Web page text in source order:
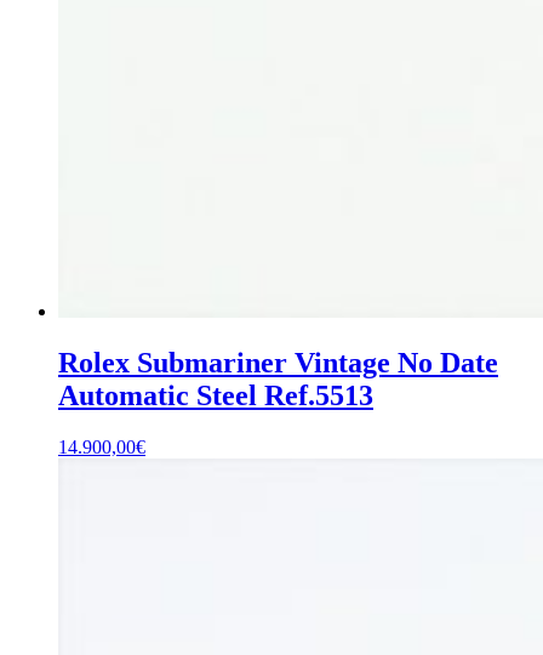
Rolex Submariner Vintage No Date
Automatic Steel Ref.5513
14.900,00€